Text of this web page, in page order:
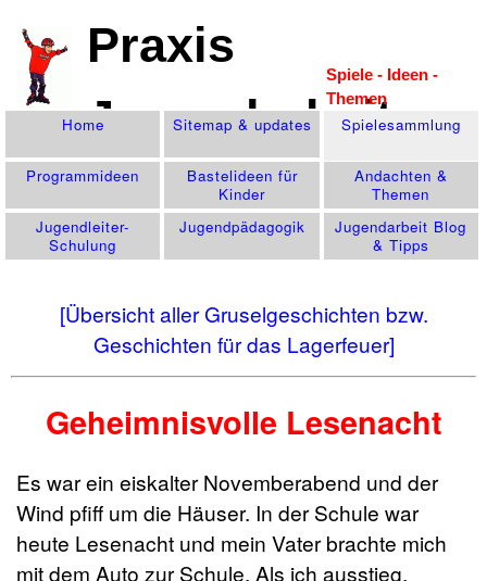
Praxis
Jugendarbeit
Spiele - Ideen -
Themen
Home Sitemap & updates Spiele­sammlung
Programm­ideen
Bastelideen für
Kinder
Andachten &
Themen
Jugendleiter-
Schulung
Jugend­pädagogik
Jugendarbeit Blog
& Tipps
[Übersicht aller Gruselgeschichten bzw.
Geschichten für das Lagerfeuer]
Geheimnisvolle Lesenacht
Es war ein eiskalter Novemberabend und der
Wind pfiff um die Häuser. In der Schule war
heute Lesenacht und mein Vater brachte mich
mit dem Auto zur Schule. Als ich ausstieg,